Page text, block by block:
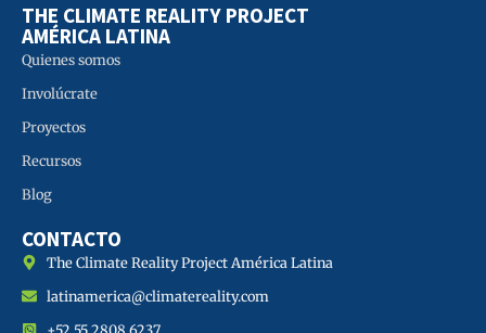
THE CLIMATE REALITY PROJECT
AMÉRICA LATINA
Quienes somos
Involúcrate
Proyectos
Recursos
Blog
CONTACTO
The Climate Reality Project América Latina
latinamerica@climatereality.com
+52 55 2808 6237